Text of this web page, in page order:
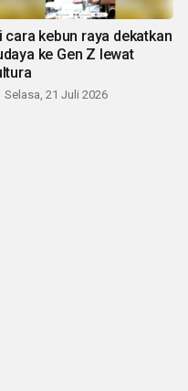
cara kebun raya dekatkan
ke Gen Z lewat
Selasa, 21 Juli 2026